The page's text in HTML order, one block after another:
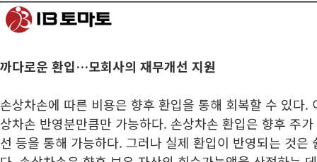
까다로운 환입…모회사의 재무개선 지원
손상차손에 따른 비용은 향후 환입을 통해 회복할 수 있다.
상차손 반영분만큼만 가능하다. 손상차손 환입은 향후 주
선 등을 통해 가능하다. 그러나 실제 환입이 반영되는 것은